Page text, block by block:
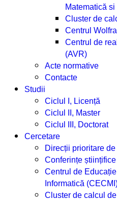
Matematică
Cluster de
Centrul
Centrul de
(AVR)
Acte normative
Contacte
Studii
Ciclul I, Licență
Ciclul II, Master
Ciclul III, Doctorat
Cercetare
Direcții prioritare
Conferințe științifice
Centrul de
Informatică
Cluster de calcul